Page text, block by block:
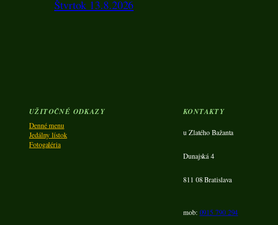
Štvrtok 13.8.2026
UŽITOČNÉ ODKAZY
Denné menu
Jedálny lístok
Fotogaléria
KONTAKTY
u Zlatého Bažanta
Dunajská 4
811 08 Bratislava
mob: 0915 790 294